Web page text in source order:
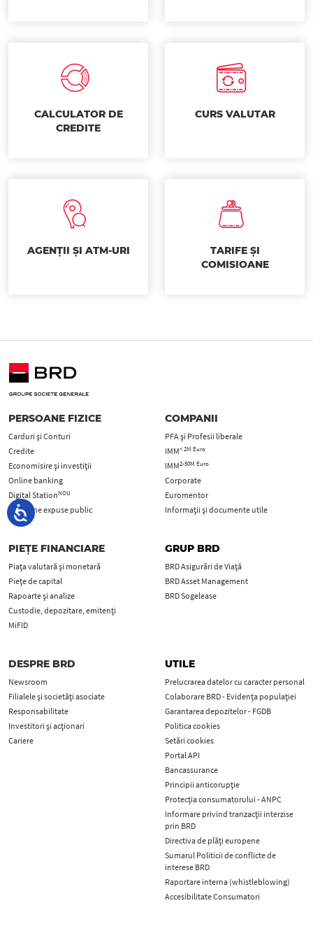
CALCULATOR DE
CREDITE
CURS VALUTAR
AGENȚII ȘI ATM-URI
TARIFE ȘI
COMISIOANE
PERSOANE FIZICE
Carduri şi Conturi
Credite
Economisire și investiții
Online banking
Digital StationNOU
Persoane expuse public
COMPANII
PFA şi Profesii liberale
IMM< 2M Euro
IMM2-50M Euro
Corporate
Euromentor
Informații și documente utile
PIEȚE FINANCIARE
Piața valutară și monetară
Piețe de capital
Rapoarte și analize
Custodie, depozitare, emitenți
MiFID
GRUP BRD
BRD Asigurări de Viață
BRD Asset Management
BRD Sogelease
DESPRE BRD
Newsroom
Filialele și societăți asociate
Responsabilitate
Investitori și acționari
Cariere
UTILE
Prelucrarea datelor cu caracter personal
Colaborare BRD - Evidența populației
Garantarea depozitelor - FGDB
Politica cookies
Setări cookies
Portal API
Bancassurance
Principii anticorupţie
Protecţia consumatorului - ANPC
Informare privind tranzacții interzise
prin BRD
Directiva de plăți europene
Sumarul Politicii de conflicte de
interese BRD
Raportare interna (whistleblowing)
Accesibilitate Consumatori